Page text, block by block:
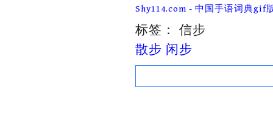
Skip
content
Shy114.com - 中国手语词典gif
标签： 信步
散步 闲步
Search